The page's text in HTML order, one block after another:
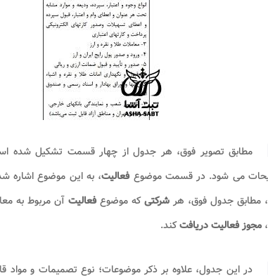
مطابق تصویر فوق، هر جدول از چهار قسمت تشکیل
می شود. در قسمت موضوعفعالیت، به این موضوع اشاره
مطابق جدول فوق، هر شرکتیکه موضوعفعالیت آن مربوط به
مجوز فعالیت دریافتکند.
در این جدول، علاوه بر ذکر موضوعات؛ نوع تصمیمات و مواد